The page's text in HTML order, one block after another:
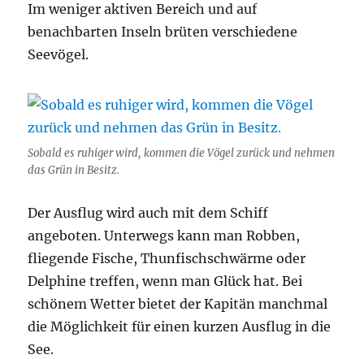
Im weniger aktiven Bereich und auf
benachbarten Inseln brüten verschiedene
Seevögel.
Sobald es ruhiger wird, kommen die Vögel zurück und nehmen
das Grün in Besitz.
Der Ausflug wird auch mit dem Schiff
angeboten. Unterwegs kann man Robben,
fliegende Fische, Thunfischschwärme oder
Delphine treffen, wenn man Glück hat. Bei
schönem Wetter bietet der Kapitän manchmal
die Möglichkeit für einen kurzen Ausflug in die
See.